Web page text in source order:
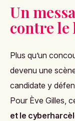
Un
contre le
Plus qu’un
devenu une
candidate y
Pour Ève Gilles,
et le